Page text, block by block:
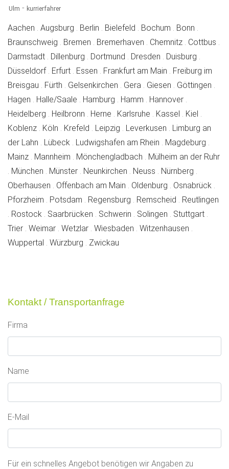
Ulm - kurrierfahrer
Aachen frankenberg
. Augsburg frankenberg
. Berlin frankenberg
. Bielefeld frankenberg
. Bochum frankenberg
. Bonn .
Braunschweig
frankenberg
. Bremen frankenberg
. Bremerhaven frankenberg
. Chemnitz frankenberg
. Cottbus .
Darmstadt
frankenberg
. Dillenburg frankenberg
. Dortmund frankenberg
. Dresden frankenberg
. Duisburg .
Düsseldorf frankenberg
. Erfurt frankenberg
. Essen frankenberg
. Frankfurt am Main frankenberg
. Freiburg im
Breisgau
frankenberg
. Fürth frankenberg
. Gelsenkirchen frankenberg
. Gera frankenberg
. Giesen frankenberg
. Göttingen .
Hagen
frankenberg
. Halle/Saale frankenberg
. Hamburg frankenberg
. Hamm frankenberg
. Hannover .
Heidelberg
frankenberg
. Heilbronn frankenberg
. Herne frankenberg
. Karlsruhe frankenberg
. Kassel frankenberg
. Kiel .
Koblenz
frankenberg
. Köln frankenberg
. Krefeld frankenberg
. Leipzig frankenberg
. Leverkusen frankenberg
. Limburg an
der Lahn
frankenberg
. Lübeck frankenberg
. Ludwigshafen am Rhein frankenberg
. Magdeburg .
Mainz
frankenberg
. Mannheim frankenberg
. Mönchengladbach frankenberg
. Mülheim an der Ruhr
frankenberg
. München frankenberg
. Münster frankenberg
. Neunkirchen frankenberg
. Neuss frankenberg
. Nürnberg .
Oberhausen
frankenberg
. Offenbach am Main frankenberg
. Oldenburg frankenberg
. Osnabrück .
Pforzheim
frankenberg
. Potsdam frankenberg
. Regensburg frankenberg
. Remscheid frankenberg
. Reutlingen
frankenberg
. Rostock frankenberg
. Saarbrücken frankenberg
. Schwerin frankenberg
. Solingen frankenberg
. Stuttgart .
Trier frankenberg
. Weimar frankenberg
. Wetzlar frankenberg
. Wiesbaden frankenberg
. Witzenhausen .
Wuppertal
frankenberg
. Würzburg frankenberg
. Zwickau
Kontakt / Transportanfrage
Firma
Name
E-Mail
Für ein schnelles Angebot benötigen wir Angaben zu